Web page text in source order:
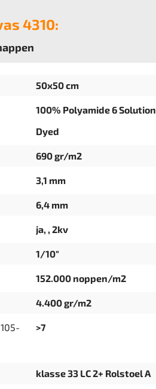
4310:
50x50 cm
100% Polyamide 6 Solution
Dyed
690 gr/m2
3,1 mm
6,4 mm
ja, , 2kv
1/10"
152.000 noppen/m2
4.400 gr/m2
>7
klasse 33 LC 2+ Rolstoel A